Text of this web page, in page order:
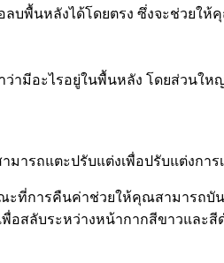
พื้นหลังได้โดยตรง ซึ่งจะช่วยให้คุ
ามีอะไรอยู่ในพื้นหลัง โดยส่วนใ
ารถแตะปรับแต่งเพื่อปรับแต่งการ
ที่การคืนค่าช่วยให้คุณสามารถ
อสลับระหว่างหน้ากากสีขาวและสี